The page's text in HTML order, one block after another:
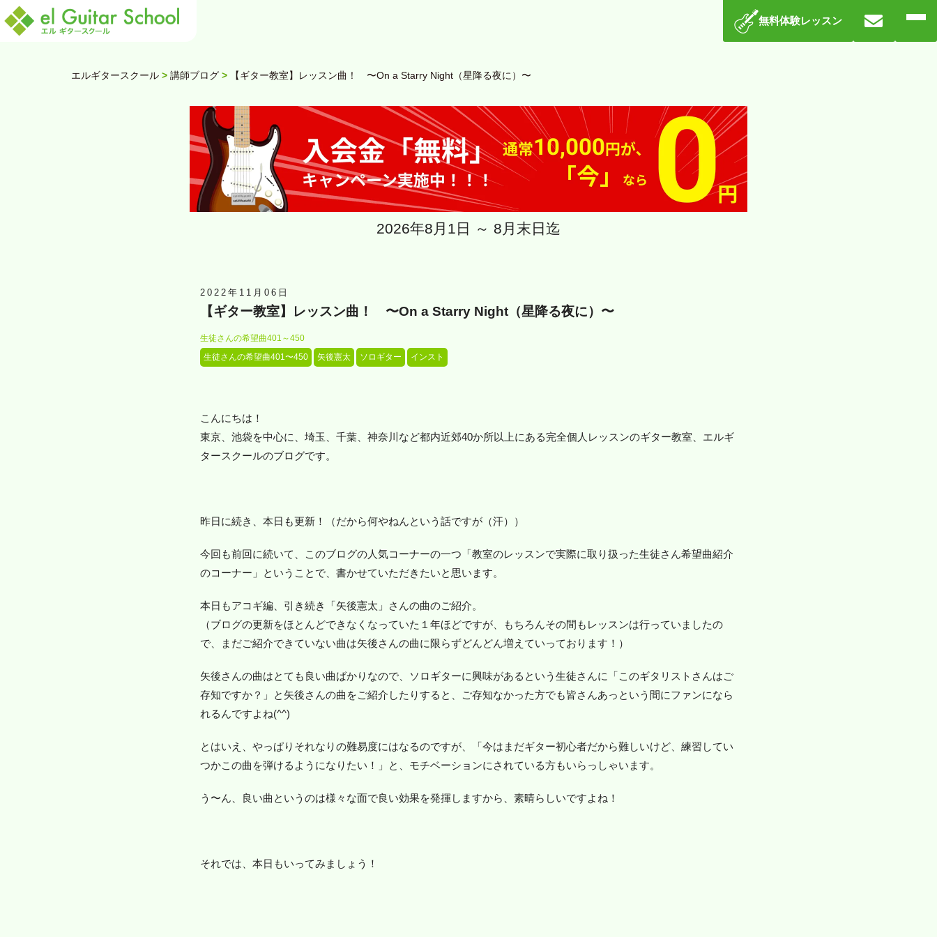
無料体験レッスン
エルギタースクール > 講師ブログ > 【ギター教室】レッスン曲！ 〜On a Starry Night（星降る夜に）〜
2026年8月1日 ～ 8月末日迄
2022年11月06日
【ギター教室】レッスン曲！ 〜On a Starry Night（星降る夜に）〜
生徒さんの希望曲401～450
生徒さんの希望曲401〜450
矢後憲太 ソロギター インスト
こんにちは！
東京、池袋を中心に、埼玉、千葉、神奈川など都内近郊40か所以上にある完全個人レッスンのギター教室、エルギ
タースクールのブログです。
昨日に続き、本日も更新！（だから何やねんという話ですが（汗））
今回も前回に続いて、このブログの人気コーナーの一つ「教室のレッスンで実際に取り扱った生徒さん希望曲紹介
のコーナー」ということで、書かせていただきたいと思います。
本日もアコギ編、引き続き「矢後憲太」さんの曲のご紹介。
（ブログの更新をほとんどできなくなっていた１年ほどですが、もちろんその間もレッスンは行っていましたの
で、まだご紹介できていない曲は矢後さんの曲に限らずどんどん増えていっております！）
矢後さんの曲はとても良い曲ばかりなので、ソロギターに興味があるという生徒さんに「このギタリストさんはご
存知ですか？」と矢後さんの曲をご紹介したりすると、ご存知なかった方でも皆さんあっという間にファンになら
れるんですよね(^^)
とはいえ、やっぱりそれなりの難易度にはなるのですが、「今はまだギター初心者だから難しいけど、練習してい
つかこの曲を弾けるようになりたい！」と、モチベーションにされている方もいらっしゃいます。
う〜ん、良い曲というのは様々な面で良い効果を発揮しますから、素晴らしいですよね！
それでは、本日もいってみましょう！